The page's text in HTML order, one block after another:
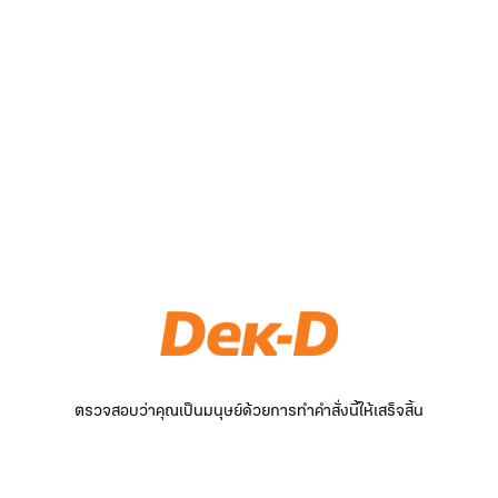
ตรวจสอบว่าคุณเป็นมนุษย์ด้วยการทำคำสั่งนี้ให้เสร็จสิ้น